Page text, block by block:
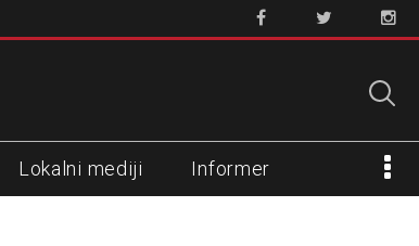
Lokalni mediji Informer